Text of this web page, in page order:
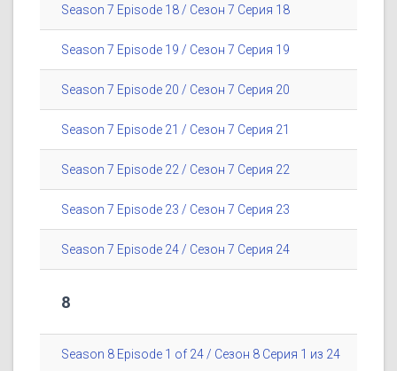
Season 7 Episode 18 / Сезон 7 Серия 18
Season 7 Episode 19 / Сезон 7 Серия 19
Season 7 Episode 20 / Сезон 7 Серия 20
Season 7 Episode 21 / Сезон 7 Серия 21
Season 7 Episode 22 / Сезон 7 Серия 22
Season 7 Episode 23 / Сезон 7 Серия 23
Season 7 Episode 24 / Сезон 7 Серия 24
8
Season 8 Episode 1 of 24 / Сезон 8 Серия 1 из 24